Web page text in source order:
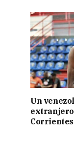
Un
extranjero
Corrientes